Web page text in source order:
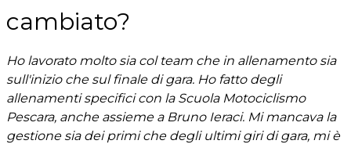
cambiato?
Ho lavorato molto sia col team che in allenamento sia
sull'inizio che sul finale di gara. Ho fatto degli
allenamenti specifici con la Scuola Motociclismo
Pescara, anche assieme a Bruno Ieraci. Mi mancava la
gestione sia dei primi che degli ultimi giri di gara, mi è